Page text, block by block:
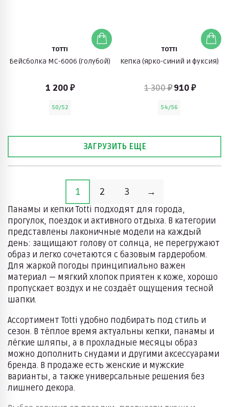
TOTTI
Бейсболка МС-6006 (голубой)
1 200 ₽
50/52
TOTTI
Кепка (ярко-синий и фуксия)
1 300 ₽ 910 ₽
54/56
ЗАГРУЗИТЬ ЕЩЕ
1 2 3 →
Панамы и кепки Totti подходят для города,
прогулок, поездок и активного отдыха. В категории
представлены лаконичные модели на каждый
день: защищают голову от солнца, не перегружают
образ и легко сочетаются с базовым гардеробом.
Для жаркой погоды принципиально важен
материал — мягкий хлопок приятен к коже, хорошо
пропускает воздух и не создаёт ощущения тесной
шапки.
Ассортимент Totti удобно подбирать под стиль и
сезон. В тёплое время актуальны кепки, панамы и
лёгкие шляпы, а в прохладные месяцы образ
можно дополнить снудами и другими аксессуарами
бренда. В продаже есть женские и мужские
варианты, а также универсальные решения без
лишнего декора.